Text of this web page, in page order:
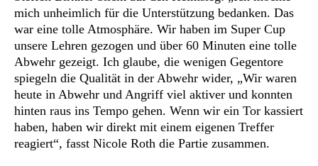
mich unheimlich für die Unterstützung bedanken. Das
war eine tolle Atmosphäre. Wir haben im Super Cup
unsere Lehren gezogen und über 60 Minuten eine tolle
Abwehr gezeigt. Ich glaube, die wenigen Gegentore
spiegeln die Qualität in der Abwehr wider, „Wir waren
heute in Abwehr und Angriff viel aktiver und konnten
hinten raus ins Tempo gehen. Wenn wir ein Tor kassiert
haben, haben wir direkt mit einem eigenen Treffer
reagiert“, fasst Nicole Roth die Partie zusammen.